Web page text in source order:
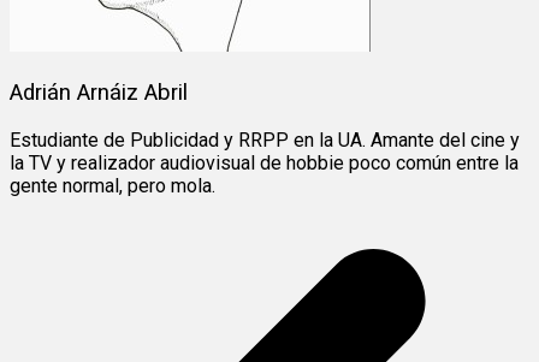
Adrián Arnáiz Abril
Estudiante de Publicidad y RRPP en la UA. Amante del cine y
la TV y realizador audiovisual de hobbie poco común entre la
gente normal, pero mola.